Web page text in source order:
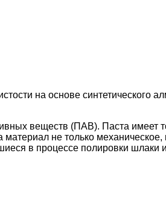
на основе синтетического
веществ (ПАВ). Паста имеет
не только
в процессе полировки шлаки